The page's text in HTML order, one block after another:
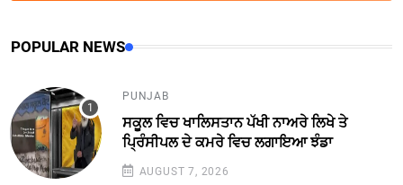
POPULAR NEWS
PUNJAB
ਸਕੂਲ ਵਿਚ ਖਾਲਿਸਤਾਨ ਪੱਖੀ ਨਾਅਰੇ ਲਿਖੇ ਤੇ
ਪ੍ਰਿੰਸੀਪਲ ਦੇ ਕਮਰੇ ਵਿਚ ਲਗਾਇਆ ਝੰਡਾ
AUGUST 7, 2026